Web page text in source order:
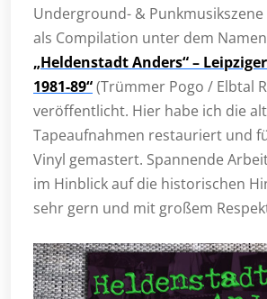
Underground- & Punkmusikszene
als Compilation unter dem Namen
„Heldenstadt Anders“ –
1981-89“(Trümmer Pogo / Elbtal
veröffentlicht. Hier habe ich die
Tapeaufnahmen restauriert und
Vinyl gemastert. Spannende
im Hinblick auf die historischen
sehr gern und mit großem